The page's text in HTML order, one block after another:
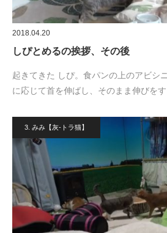
2018.04.20
しぴとめるの挨拶、その後
起きてきた しぴ。食パンの上のアビシ
に応じて首を伸ばし、そのまま伸びを
3. みみ【灰-トラ猫】